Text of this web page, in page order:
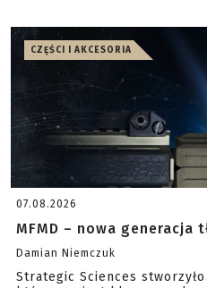
CZĘŚCI I AKCESORIA
07.08.2026
MFMD – nowa generacja
Damian Niemczuk
Strategic Sciences